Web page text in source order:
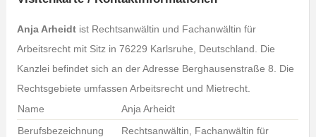
Anja Arheidtist Rechtsanwältin und Fachanwältin für
Arbeitsrecht mit Sitz in 76229 Karlsruhe, Deutschland. Die
Kanzlei befindet sich an der Adresse Berghausenstraße 8. Die
Rechtsgebiete umfassen Arbeitsrecht und Mietrecht.
Name
Anja Arheidt
Berufsbezeichnung
Rechtsanwältin, Fachanwältin für